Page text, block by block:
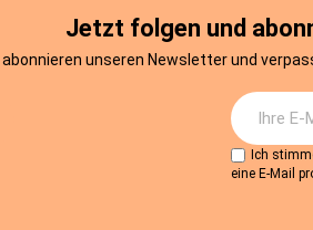
Jetzt folgen und
abonnieren unseren Newsletter und
Ich
eine E-Mail